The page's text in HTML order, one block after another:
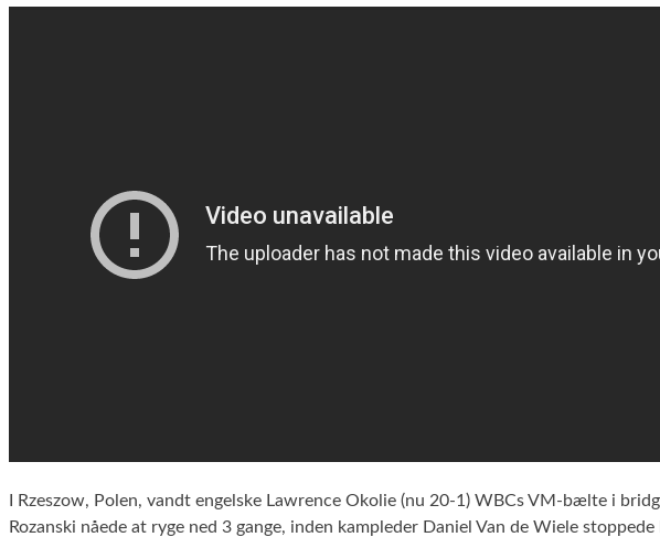
I Rzeszow, Polen, vandt engelske Lawrence Okolie (nu 20-1) WBCs VM-bælte i
Rozanski nåede at ryge ned 3 gange, inden kampleder Daniel Van de Wiele